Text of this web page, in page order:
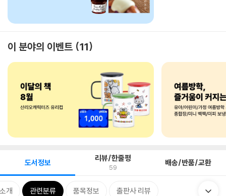
이 분야의 이벤트 11
도서정보 리뷰/한줄평
59 배송/반품/교환
개 관련분류 품목정보 출판사 리뷰